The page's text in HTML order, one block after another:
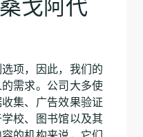
戈阿代
项，因此，我们的
需求。公司大多使
集、广告效果验证
校、图书馆以及其